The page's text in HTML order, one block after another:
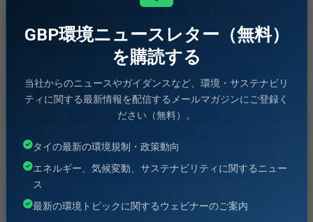
数に対応した炭素価格――例えばガソリンは0.447
THB/L、E85は0.069 THB/L、LPGは0.623
THB/kg――が設定されました。本告示によって、タ
イでもますますカーボンプライシングの議論が加
速することが期待されます。
なお、本告示は新たな炭素税を設定するものでは
づけられているものです。したがって、一般消費
者への直接的な影響はありません。本告示は、
GBP環境ニュースレター（無料）
を購読する
当社からのニュースやガイダンスなど、環境・サステナビリ
ティに関する最新情報を配信するメールマガジンにご登録く
ださい（無料）。
タイの最新の環境規制・政策動向
エネルギー、気候変動、サステナビリティに関するニュー
ス
最新の環境トピックに関するウェビナーのご案内